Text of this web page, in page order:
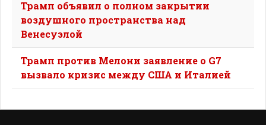
Трамп объявил о полном закрытии
воздушного пространства над
Венесуэлой
Трамп против Мелони заявление о G7
вызвало кризис между США и Италией